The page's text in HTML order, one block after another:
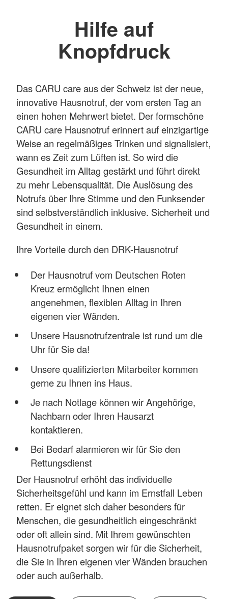
Hilfe auf
Knopfdruck
Das CARU care aus der Schweiz ist der neue,
innovative Hausnotruf, der vom ersten Tag an
einen hohen Mehrwert bietet. Der formschöne
CARU care Hausnotruf erinnert auf einzigartige
Weise an regelmäßiges Trinken und signalisiert,
wann es Zeit zum Lüften ist. So wird die
Gesundheit im Alltag gestärkt und führt direkt
zu mehr Lebensqualität. Die Auslösung des
Notrufs über Ihre Stimme und den Funksender
sind selbstverständlich inklusive. Sicherheit und
Gesundheit in einem.
Ihre Vorteile durch den DRK-Hausnotruf
Der Hausnotruf vom Deutschen Roten
Kreuz ermöglicht Ihnen einen
angenehmen, flexiblen Alltag in Ihren
eigenen vier Wänden.
Unsere Hausnotrufzentrale ist rund um die
Uhr für Sie da!
Unsere qualifizierten Mitarbeiter kommen
gerne zu Ihnen ins Haus.
Je nach Notlage können wir Angehörige,
Nachbarn oder Ihren Hausarzt
kontaktieren.
Bei Bedarf alarmieren wir für Sie den
Rettungsdienst
Der Hausnotruf erhöht das individuelle
Sicherheitsgefühl und kann im Ernstfall Leben
retten. Er eignet sich daher besonders für
Menschen, die gesundheitlich eingeschränkt
oder oft allein sind. Mit Ihrem gewünschten
Hausnotrufpaket sorgen wir für die Sicherheit,
die Sie in Ihren eigenen vier Wänden brauchen
oder auch außerhalb.